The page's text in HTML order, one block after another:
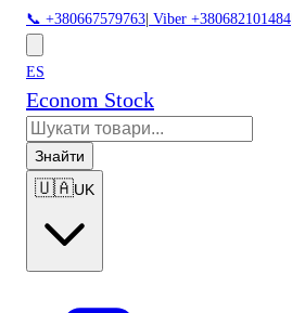
📞 +380667579763 Viber +380682101484
ES
Econom Stock
Знайти
🇺🇦UK